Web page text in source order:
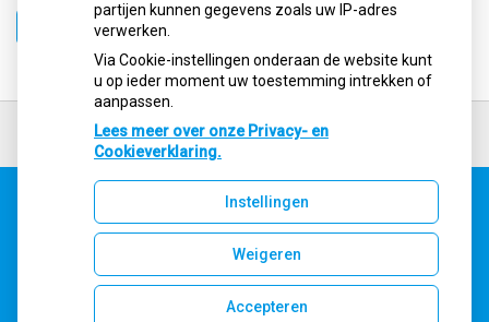
Zoeken
de
Uw Zorg Online|Beheer
Cookie-instellingen
partijen kunnen gegevens zoals uw IP-adres
verwerken.
Via Cookie-instellingen onderaan de website kunt
u op ieder moment uw toestemming intrekken of
aanpassen.
Lees meer over onze Privacy- en
Cookieverklaring.
Instellingen
Weigeren
Accepteren